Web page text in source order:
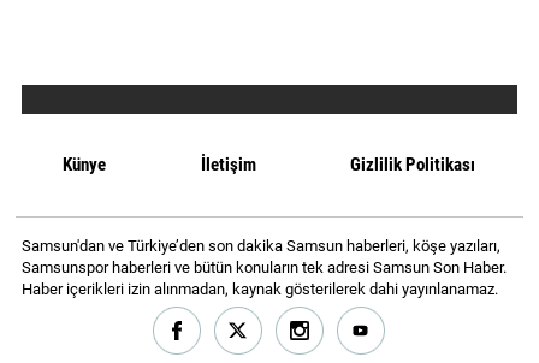
Künye İletişim Gizlilik Politikası
Samsun'dan ve Türkiye’den son dakika Samsun haberleri, köşe yazıları,
Samsunspor haberleri ve bütün konuların tek adresi Samsun Son Haber.
Haber içerikleri izin alınmadan, kaynak gösterilerek dahi yayınlanamaz.